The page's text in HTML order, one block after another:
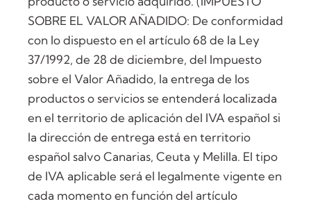
SOBRE EL VALOR AÑADIDO: De conformidad
con lo dispuesto en el artículo 68 de la Ley
37/1992, de 28 de diciembre, del Impuesto
sobre el Valor Añadido, la entrega de los
productos o servicios se entenderá localizada
en el territorio de aplicación del IVA español si
la dirección de entrega está en territorio
español salvo Canarias, Ceuta y Melilla. El tipo
de IVA aplicable será el legalmente vigente en
cada momento en función del artículo